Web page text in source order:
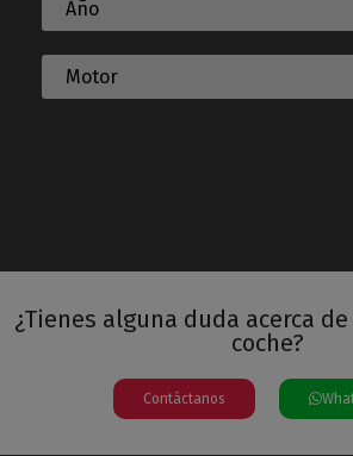
¿Tienes alguna duda acerca
coche?
Contáctanos